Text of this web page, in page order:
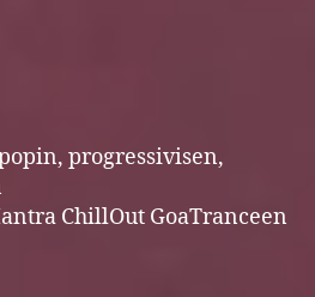
progressivisen,
ChillOut GoaTranceen